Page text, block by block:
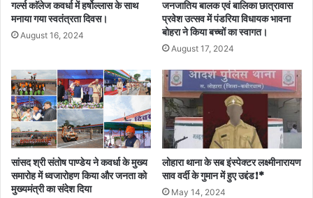
गर्ल्स काॅलेज कवर्धा में हर्षोल्लास के साथ
मनाया गया स्वतंत्रता दिवस।
August 16, 2024
जनजातिय बालक एवं बालिका छात्रावास
प्रवेश उत्सव में पंडरिया विधायक भावना
बोहरा ने किया बच्चों का स्वागत।
August 17, 2024
सांसद श्री संतोष पाण्डेय ने कवर्धा के मुख्य
समारोह में ध्वजारोहण किया और जनता को
मुख्यमंत्री का संदेश दिया
लोहारा थाना के सब इंस्पेक्टर लक्ष्मीनारायण
साव वर्दी के गुमान में हुए उद्दंड!*
May 14, 2024